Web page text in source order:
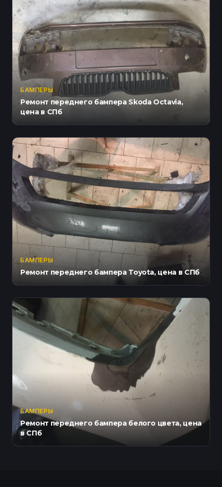
БАМПЕРЫ
Ремонт переднего бампера Skoda Octavia,
цена в СПб
БАМПЕРЫ
Ремонт переднего бампера Toyota, цена в СПб
БАМПЕРЫ
Ремонт переднего бампера белого цвета, цена
в СПб